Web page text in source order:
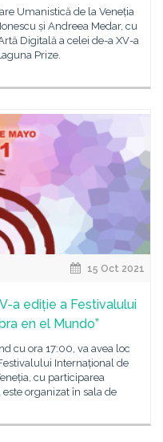
Umanistică de la Veneția
și Andreea Medar, cu
Digitală a celei de-a XV-a
Prize.
15 Oct 2021
a ediție a Festivalului
en el Mundo”
cu ora 17:00, va avea loc
Internațional de
cu participarea
organizat în sala de